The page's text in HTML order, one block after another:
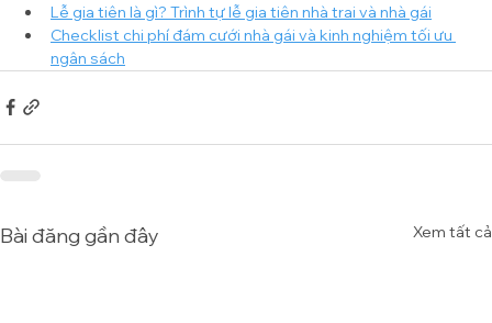
Lễ gia tiên là gì? Trình tự lễ gia tiên nhà trai và nhà gái
Checklist chi phí đám cưới nhà gái và kinh nghiệm tối ưu
ngân sách
Bài đăng gần đây Xem tất cả